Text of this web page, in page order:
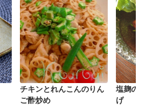
チキンとれんこんのりん
ご酢炒め
塩麹の
げ